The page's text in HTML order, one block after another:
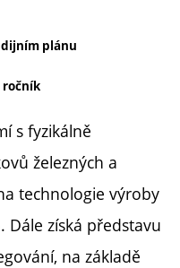
plánu
ročník
s fyzikálně
železných a
technologie výroby
Dále získá představu
na základě